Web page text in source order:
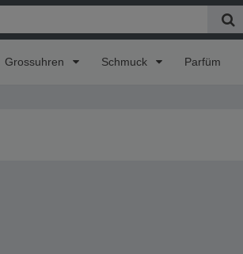
Grossuhren Schmuck Parfüm